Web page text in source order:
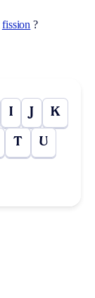
fission ?
I J K
T U